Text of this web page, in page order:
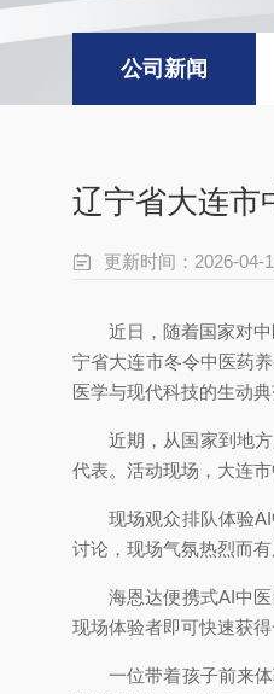
公司新闻
辽宁省大连市
更新时间：2026-04-
近日，随着国家对
宁省大连市冬令中医药
医学与现代科技的生动典
近期，从国家到地
代表。活动现场，大连
现场观众排队体验
讨论，现场气氛热烈而有
海恩达便携式AI中
现场体验者即可快速获得
一位带着孩子前来